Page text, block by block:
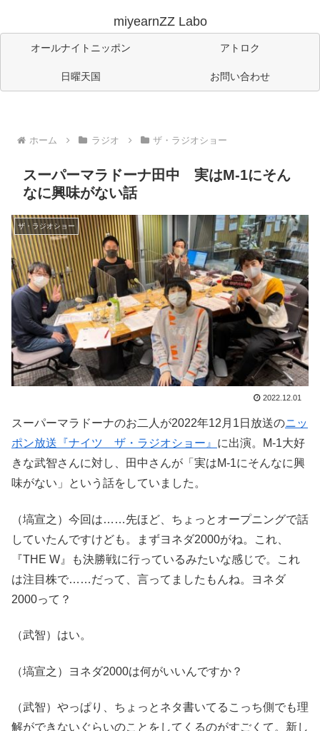
miyearnZZ Labo
オールナイトニッポン アトロク
日曜天国 お問い合わせ
ホーム ラジオ ザ・ラジオショー
スーパーマラドーナ田中 実はM-1にそん
なに興味がない話
ザ・ラジオショー
2022.12.01
スーパーマラドーナのお二人が2022年12月1日放送のニッ
ポン放送『ナイツ ザ・ラジオショー』 に出演。M-1大好
きな武智さんに対し、田中さんが「実はM-1にそんなに興
味がない」という話をしていました。
（塙宣之）今回は……先ほど、ちょっとオープニングで話
していたんですけども。まずヨネダ2000がね。これ、
『THE W』も決勝戦に行っているみたいな感じで。これ
は注目株で……だって、言ってましたもんね。ヨネダ
2000って？
（武智）はい。
（塙宣之）ヨネダ2000は何がいいんですか？
（武智）やっぱり、ちょっとネタ書いてるこっち側でも理
解ができないぐらいのことをしてくるのがすごくて。新し